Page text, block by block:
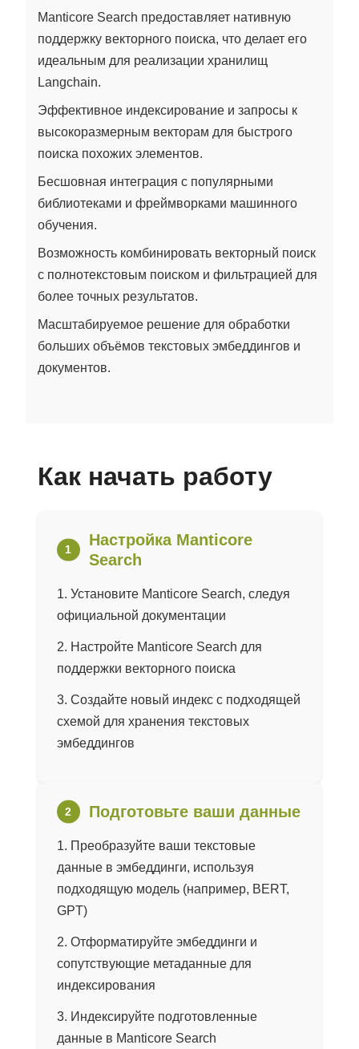
Manticore Search предоставляет нативную
поддержку векторного поиска, что делает его
идеальным для реализации хранилищ
Langchain.
Эффективное индексирование и запросы к
высокоразмерным векторам для быстрого
поиска похожих элементов.
Бесшовная интеграция с популярными
библиотеками и фреймворками машинного
обучения.
Возможность комбинировать векторный поиск
с полнотекстовым поиском и фильтрацией для
более точных результатов.
Масштабируемое решение для обработки
больших объёмов текстовых эмбеддингов и
документов.
Как начать работу
Настройка Manticore
Search
Установите Manticore Search, следуя
официальной документации
Настройте Manticore Search для
поддержки векторного поиска
Создайте новый индекс с подходящей
схемой для хранения текстовых
эмбеддингов
Подготовьте ваши данные
Преобразуйте ваши текстовые
данные в эмбеддинги, используя
подходящую модель (например, BERT,
GPT)
Отформатируйте эмбеддинги и
сопутствующие метаданные для
индексирования
Индексируйте подготовленные
данные в Manticore Search